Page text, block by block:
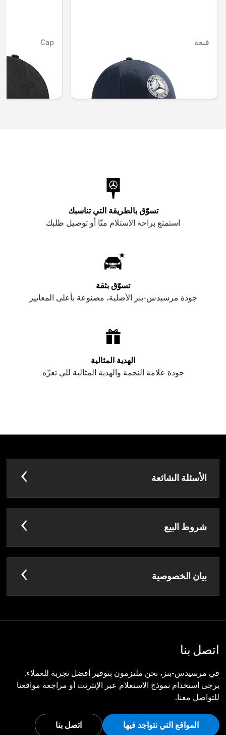
قبعة
AED 176.40
Cap
AED 117.60
تسوّق بالطريقة التي تناسبك
استمتع براحة الاستلام منّا أو توصيل طلبك
تسوّق بثقة
جودة مرسيدس-بنز الأصلية، مصنوعة بأعلى المعايير
الهدية المثالية
جودة علامة النجمة والهدية المثالية للي تعزّه
الأسئلة الشائعة
شروط البيع
بيان الخصوصية
اتصل بنا
في مرسيدس-بنز، نحن ملتزمون بتوفير أفضل تجربة للعملاء.
يرجى استخدام نموذج الاستعلام عبر الإنترنت أو مراجعة مواقعنا
للتواصل معنا.
المواقع التي نتواجد فيها اتصل بنا